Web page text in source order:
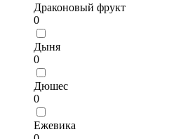
Драконовый фрукт
0
Дыня
0
Дюшес
0
Ежевика